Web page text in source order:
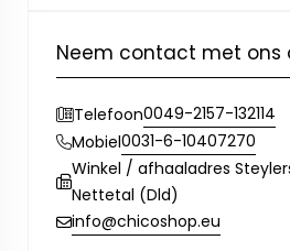
Neem contact met ons
Telefoon0049-2157-132114
Mobiel0031-6-10407270
Winkel / afhaaladres
Nettetal (Dld)
info@chicoshop.eu